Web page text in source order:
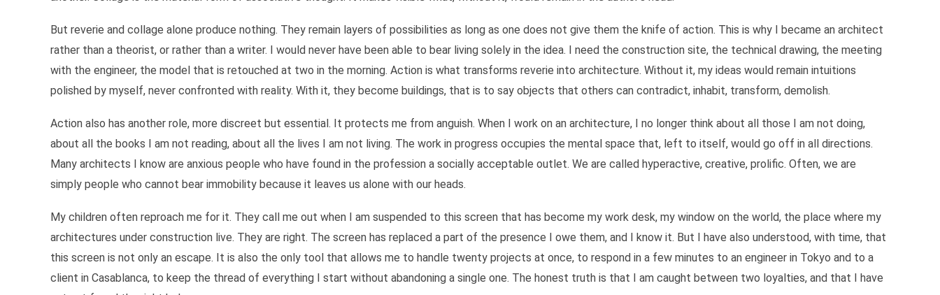
But reverie and collage alone produce nothing. They remain layers of possibilities as long as one does not give them the knife of action. This is why I became an architect
rather than a theorist, or rather than a writer. I would never have been able to bear living solely in the idea. I need the construction site, the technical drawing, the meeting
with the engineer, the model that is retouched at two in the morning. Action is what transforms reverie into architecture. Without it, my ideas would remain intuitions
polished by myself, never confronted with reality. With it, they become buildings, that is to say objects that others can contradict, inhabit, transform, demolish.
Action also has another role, more discreet but essential. It protects me from anguish. When I work on an architecture, I no longer think about all those I am not doing,
about all the books I am not reading, about all the lives I am not living. The work in progress occupies the mental space that, left to itself, would go off in all directions.
Many architects I know are anxious people who have found in the profession a socially acceptable outlet. We are called hyperactive, creative, prolific. Often, we are
simply people who cannot bear immobility because it leaves us alone with our heads.
My children often reproach me for it. They call me out when I am suspended to this screen that has become my work desk, my window on the world, the place where my
architectures under construction live. They are right. The screen has replaced a part of the presence I owe them, and I know it. But I have also understood, with time, that
this screen is not only an escape. It is also the only tool that allows me to handle twenty projects at once, to respond in a few minutes to an engineer in Tokyo and to a
client in Casablanca, to keep the thread of everything I start without abandoning a single one. The honest truth is that I am caught between two loyalties, and that I have